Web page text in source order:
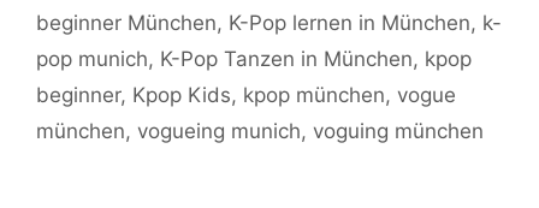
beginner München, K-Pop lernen in München, k-
pop munich, K-Pop Tanzen in München, kpop
beginner, Kpop Kids, kpop münchen, vogue
münchen, vogueing munich, voguing münchen